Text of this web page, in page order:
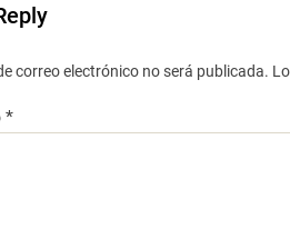
correo electrónico no será publicada.
*